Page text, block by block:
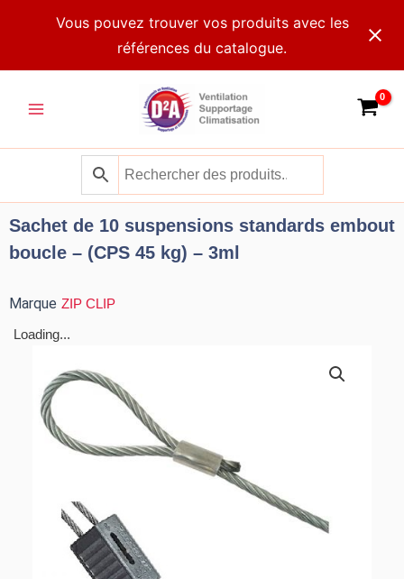
Vous pouvez trouver vos produits avec les
références du catalogue.
Menu
Sachet de 10 suspensions standards embout
boucle – (CPS 45 kg) – 3ml
Marque ZIP CLIP
Loading...